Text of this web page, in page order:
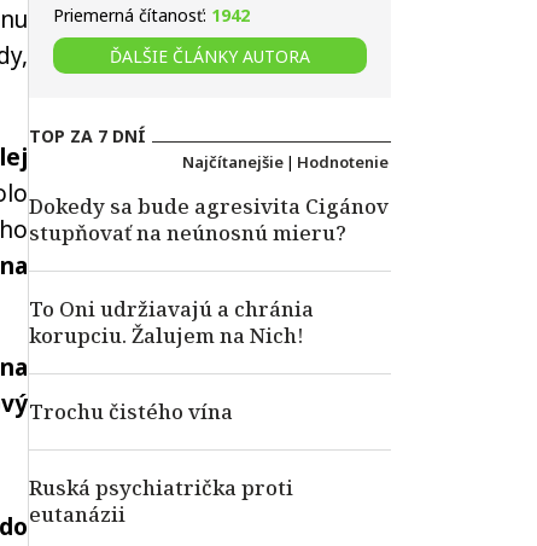
Priemerná čítanosť: 1942
ĎALŠIE ČLÁNKY AUTORA
TOP ZA 7 DNÍ
Najčítanejšie | Hodnotenie
Dokedy sa bude agresivita Cigánov
stupňovať na neúnosnú mieru?
To Oni udržiavajú a chránia
korupciu. Žalujem na Nich!
Trochu čistého vína
Ruská psychiatrička proti
eutanázii